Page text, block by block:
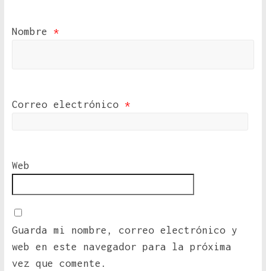
Nombre *
Correo electrónico *
Web
Guarda mi nombre, correo electrónico y
web en este navegador para la próxima
vez que comente.